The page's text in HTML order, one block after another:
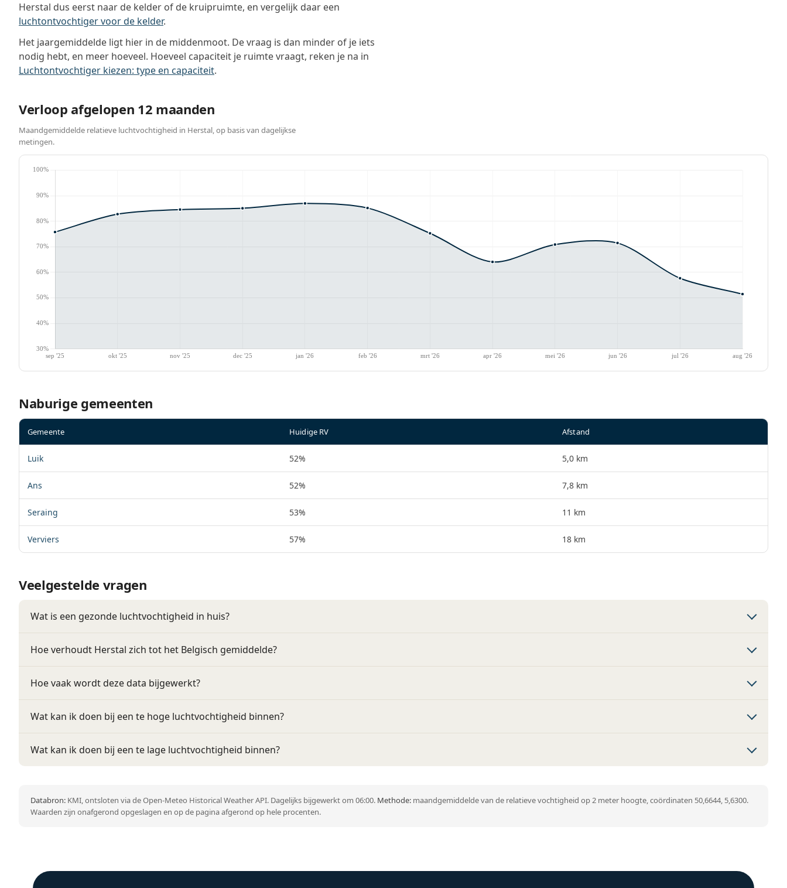
Herstal dus eerst naar de kelder of de kruipruimte, en vergelijk daar een
luchtontvochtiger voor de kelder.
Het jaargemiddelde ligt hier in de middenmoot. De vraag is dan minder of je iets
nodig hebt, en meer hoeveel. Hoeveel capaciteit je ruimte vraagt, reken je na in
Luchtontvochtiger kiezen: type en capaciteit.
Verloop afgelopen 12 maanden
Maandgemiddelde relatieve luchtvochtigheid in Herstal, op basis van dagelijkse
metingen.
Naburige gemeenten
Gemeente Huidige RV Afstand
Luik 52% 5,0 km
Ans 52% 7,8 km
Seraing 53% 11 km
Verviers 57% 18 km
Veelgestelde vragen
Wat is een gezonde luchtvochtigheid in huis?
Hoe verhoudt Herstal zich tot het Belgisch gemiddelde?
Hoe vaak wordt deze data bijgewerkt?
Wat kan ik doen bij een te hoge luchtvochtigheid binnen?
Wat kan ik doen bij een te lage luchtvochtigheid binnen?
Databron: KMI, ontsloten via de Open-Meteo Historical Weather API. Dagelijks bijgewerkt om 06:00. Methode: maandgemiddelde van de relatieve vochtigheid op 2 meter hoogte, coördinaten 50,6644, 5,6300.
Waarden zijn onafgerond opgeslagen en op de pagina afgerond op hele procenten.